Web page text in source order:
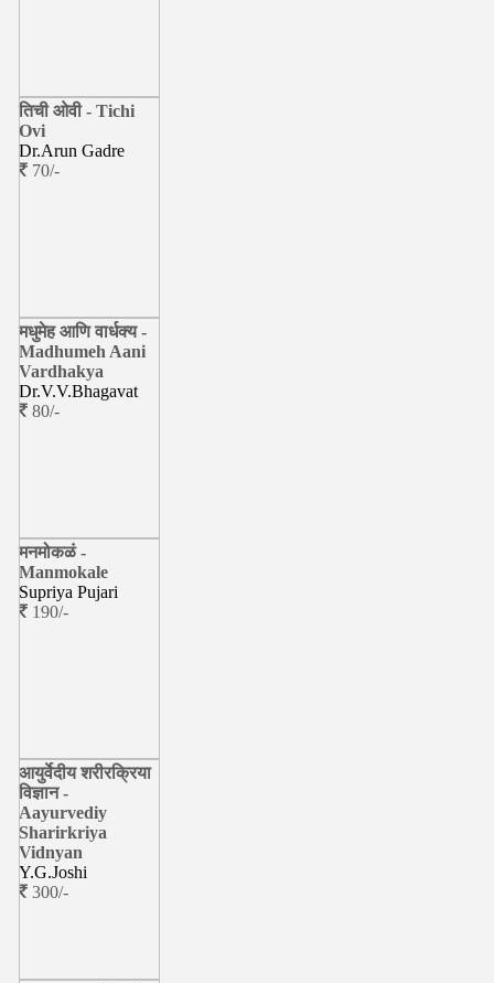
तिची ओवी - Tichi
Ovi
Dr.Arun Gadre
70/-
मधुमेह आणि वार्धक्य -
Madhumeh Aani
Vardhakya
Dr.V.V.Bhagavat
80/-
मनमोकळं -
Manmokale
Supriya Pujari
190/-
आयुर्वेदीय शरीरक्रिया
विज्ञान -
Aayurvediy
Sharirkriya
Vidnyan
Y.G.Joshi
300/-